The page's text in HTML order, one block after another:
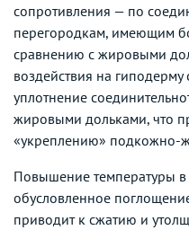
сопротивления — по
перегородкам, имеющим
сравнению с жировыми
воздействия на гиподерму
уплотнение
жировыми дольками, что
«укреплению» подкожно-
Повышение температуры в
обусловленное
приводит к сжатию и